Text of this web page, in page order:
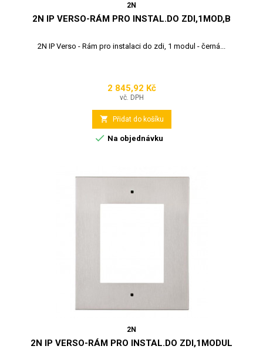
2N
2N IP VERSO-RÁM PRO INSTAL.DO ZDI,1MOD,B
2N IP Verso - Rám pro instalaci do zdi, 1 modul - černá...
Cena
2 845,92 Kč
vč. DPH
 Přidat do košíku
 Na objednávku
2N
2N IP VERSO-RÁM PRO INSTAL.DO ZDI,1MODUL